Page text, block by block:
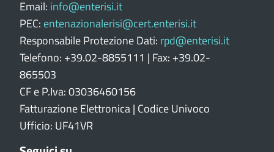
Email: info@enterisi.it
PEC: entenazionalerisi@cert.enterisi.it
Responsabile Protezione Dati: rpd@enterisi.it
Telefono: +39.02-8855111 | Fax: +39.02-
865503
CF e P.Iva: 03036460156
Fatturazione Elettronica | Codice Univoco
Ufficio: UF41VR